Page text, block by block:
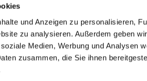
und Anzeigen zu personalisieren,
zu analysieren. Außerdem geben
Medien, Werbung und Analysen
zusammen, die Sie ihnen
Dein
was du in jedem Winkel
einem Blick aufs Wetter